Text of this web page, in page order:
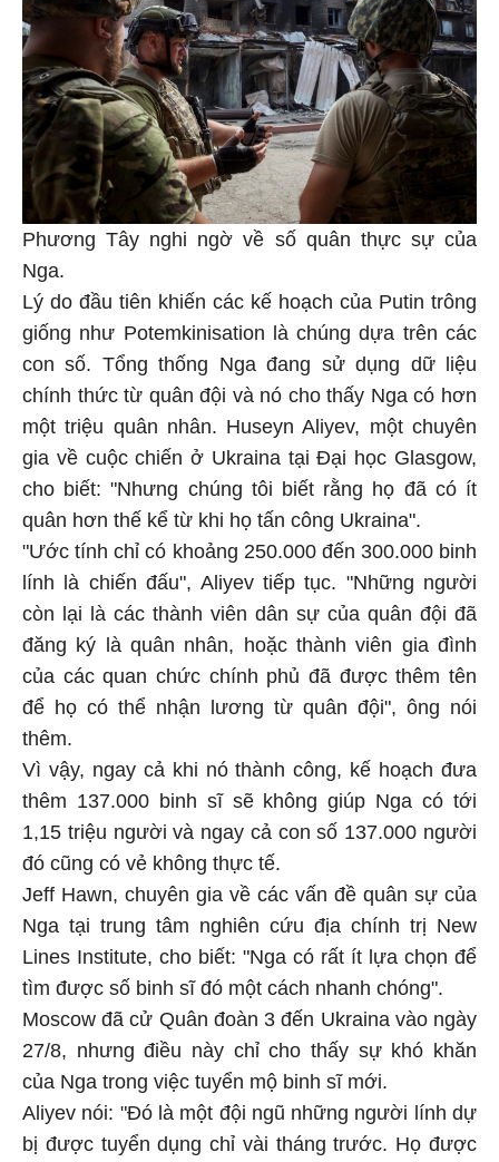
Phương Tây nghi ngờ về số quân thực sự của
Nga.
Lý do đầu tiên khiến các kế hoạch của Putin trông
giống như Potemkinisation là chúng dựa trên các
con số. Tổng thống Nga đang sử dụng dữ liệu
chính thức từ quân đội và nó cho thấy Nga có hơn
một triệu quân nhân. Huseyn Aliyev, một chuyên
gia về cuộc chiến ở Ukraina tại Đại học Glasgow,
cho biết: "Nhưng chúng tôi biết rằng họ đã có ít
quân hơn thế kể từ khi họ tấn công Ukraina".
"Ước tính chỉ có khoảng 250.000 đến 300.000 binh
lính là chiến đấu", Aliyev tiếp tục. "Những người
còn lại là các thành viên dân sự của quân đội đã
đăng ký là quân nhân, hoặc thành viên gia đình
của các quan chức chính phủ đã được thêm tên
để họ có thể nhận lương từ quân đội", ông nói
thêm.
Vì vậy, ngay cả khi nó thành công, kế hoạch đưa
thêm 137.000 binh sĩ sẽ không giúp Nga có tới
1,15 triệu người và ngay cả con số 137.000 người
đó cũng có vẻ không thực tế.
Jeff Hawn, chuyên gia về các vấn đề quân sự của
Nga tại trung tâm nghiên cứu địa chính trị New
Lines Institute, cho biết: "Nga có rất ít lựa chọn để
tìm được số binh sĩ đó một cách nhanh chóng".
Moscow đã cử Quân đoàn 3 đến Ukraina vào ngày
27/8, nhưng điều này chỉ cho thấy sự khó khăn
của Nga trong việc tuyển mộ binh sĩ mới.
Aliyev nói: "Đó là một đội ngũ những người lính dự
bị được tuyển dụng chỉ vài tháng trước. Họ được